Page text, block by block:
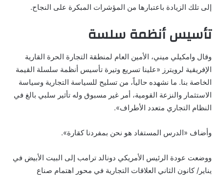
إلى تلك الزيادة باعتبارها من المؤشرات المبكرة على النجاح.
تأسيس أنظمة سلسة
وقال وامكيلي ميني، الأمين العام لمنطقة التجارة الحرة القارية
الإفريقية لرويترز «علينا تسريع وتيرة تأسيس أنظمة سلسلة القيمة
الخاصة بنا. ما نشهده حالياً، من تسليح للسياسة التجارية وسياسة
الاستثمار والنزعة القومية، أمر غير مسبوق وله تأثير سلبي بالغ في
النظام التجاري متعدد الأطراف».
وأضاف «الدرس المستفاد هو نحن بمفردنا كقارة».
ووضعت عودة الرئيس الأمريكي دونالد ترامب إلى البيت الأبيض في
يناير/ كانون الثاني العلاقات التجارية في محور اهتمام صناع